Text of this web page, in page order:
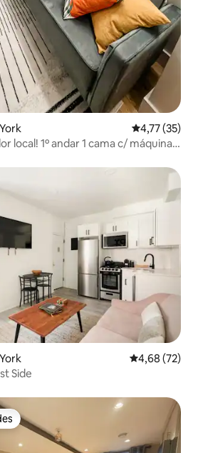
4,77 de uma
4,77 (35)
local! 1º andar 1 cama c/ máquina
4,68 de uma
4,68 (72)
Side